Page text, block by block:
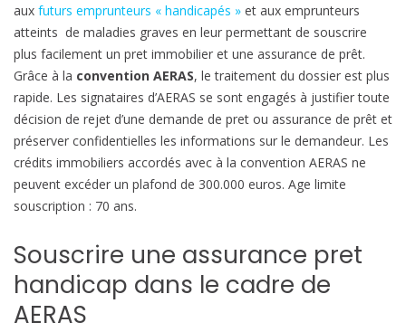
aux futurs emprunteurs « handicapés » et aux emprunteurs
atteints de maladies graves en leur permettant de souscrire
plus facilement un pret immobilier et une assurance de prêt.
Grâce à la convention AERAS, le traitement du dossier est plus
rapide. Les signataires d’AERAS se sont engagés à justifier toute
décision de rejet d’une demande de pret ou assurance de prêt et
préserver confidentielles les informations sur le demandeur. Les
crédits immobiliers accordés avec à la convention AERAS ne
peuvent excéder un plafond de 300.000 euros. Age limite
souscription : 70 ans.
Souscrire une assurance pret
handicap dans le cadre de
AERAS